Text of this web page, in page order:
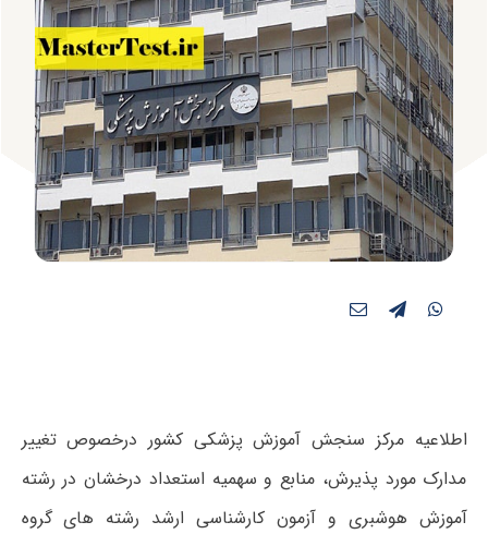
اطلاعیه مرکز سنجش آموزش پزشکی کشور درخصوص تغییر
مدارک مورد پذیرش، منابع و سھمیه استعداد درخشان در رشته
آموزش ھوشبری و آزمون کارشناسی ارشد رشته ھای گروه